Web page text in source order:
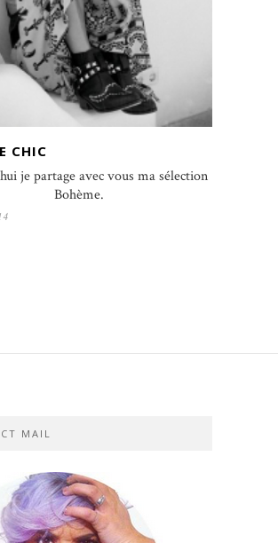
CHIC
je partage avec vous ma sélection
Bohème.
MAIL